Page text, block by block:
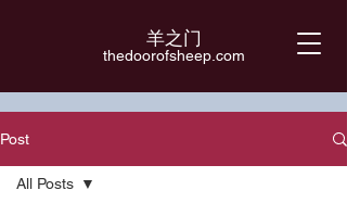
羊之门
​thedoorofsheep.com
Post
All Posts